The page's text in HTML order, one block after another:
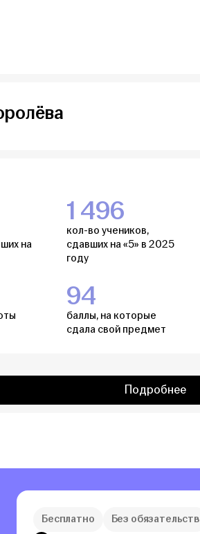
на
1 496
кол-во учеников,
сдавших на «5» в 2025
году
94
баллы, на которые
сдала свой предмет
Подробнее
Бесплатно Без обязательств